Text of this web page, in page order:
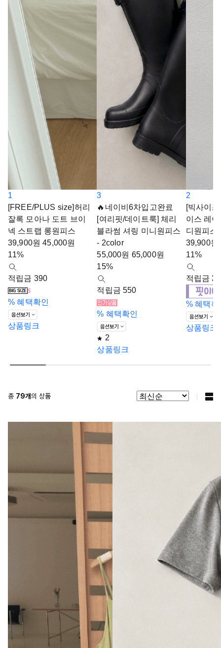
1
[FREE/PLUS size]허리
잘록 모아나 도트 브이
넥 스트랩 롱원피스
39,900원 45,000원
11%
적립금 390
% 혜택확인
상품링크
3
🔥네이비6차입고완료
[여리핏/데이트룩] 체리
블라썸 셔링 미니원피스
- 2color
55,000원 65,000원
15%
적립금 550
% 혜택확인
2
상품링크
2
[빅사이
이스 레
디원피스
39,900원
11%
적립금
% 혜택확
상품링크
총 79개의 상품